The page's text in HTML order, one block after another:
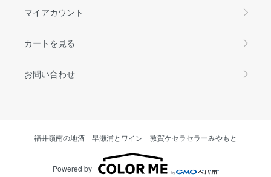
マイアカウント
カートを見る
お問い合わせ
福井嶺南の地酒 早瀬浦とワイン 敦賀ケセラセラーみやもと
Powered by